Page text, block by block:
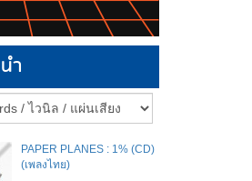
ำ
PAPER PLANES : 1% (CD)
(เพลงไทย)